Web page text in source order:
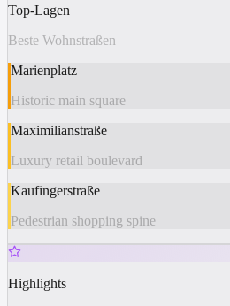
Top-Lagen
Beste Wohnstraßen
Marienplatz
Historic main square
Maximilianstraße
Luxury retail boulevard
Kaufingerstraße
Pedestrian shopping spine
Highlights